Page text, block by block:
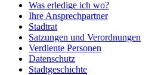
Was erledige ich wo?
Ihre Ansprechpartner
Stadtrat
Satzungen und Verordnungen
Verdiente Personen
Datenschutz
Stadtgeschichte